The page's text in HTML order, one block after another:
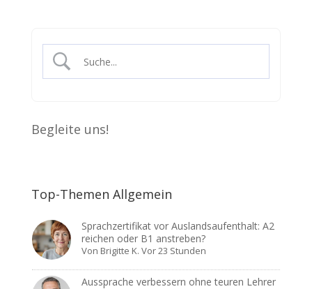
Begleite uns!
Top-Themen Allgemein
Sprachzertifikat vor Auslandsaufenthalt: A2
reichen oder B1 anstreben?
Von Brigitte K. Vor 23 Stunden
Aussprache verbessern ohne teuren Lehrer